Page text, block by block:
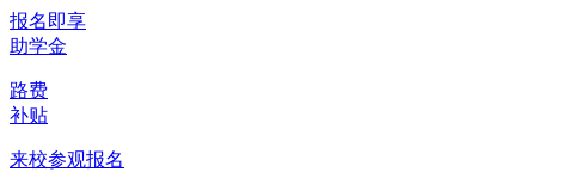
报名即享
助学金
路费
补贴
来校参观报名